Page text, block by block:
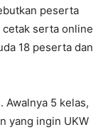
peserta
serta online
18 peserta dan
Awalnya 5 kelas,
yang ingin UKW